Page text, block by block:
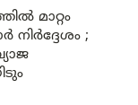
മാറ്റം
;